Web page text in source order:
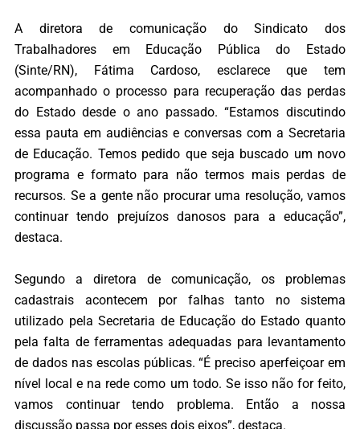
A diretora de comunicação do Sindicato dos
Trabalhadores em Educação Pública do Estado
(Sinte/RN), Fátima Cardoso, esclarece que tem
acompanhado o processo para recuperação das perdas
do Estado desde o ano passado. “Estamos discutindo
essa pauta em audiências e conversas com a Secretaria
de Educação. Temos pedido que seja buscado um novo
programa e formato para não termos mais perdas de
recursos. Se a gente não procurar uma resolução, vamos
continuar tendo prejuízos danosos para a educação”,
destaca.
Segundo a diretora de comunicação, os problemas
cadastrais acontecem por falhas tanto no sistema
utilizado pela Secretaria de Educação do Estado quanto
pela falta de ferramentas adequadas para levantamento
de dados nas escolas públicas. “É preciso aperfeiçoar em
nível local e na rede como um todo. Se isso não for feito,
vamos continuar tendo problema. Então a nossa
discussão passa por esses dois eixos”, destaca.